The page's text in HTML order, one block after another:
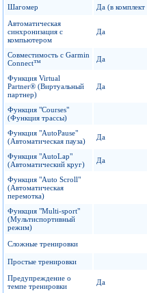
Шагомер
Да (в
Автоматическая
синхронизация с
компьютером
Да
Совместимость с Garmin
Connect™
Да
Функция Virtual
Partner® (Виртуальный
партнер)
Да
Функция "Сourses"
(Функция трассы)
Функция "AutoPause"
(Автоматическая пауза)
Да
Функция "AutoLap"
(Автоматический круг)
Да
Функция "Auto Scroll"
(Автоматическая
перемотка)
Функция "Multi-sport"
(Мультиспортивный
режим)
Сложные тренировки
Простые тренировки
Предупреждение о
темпе тренировки
Да